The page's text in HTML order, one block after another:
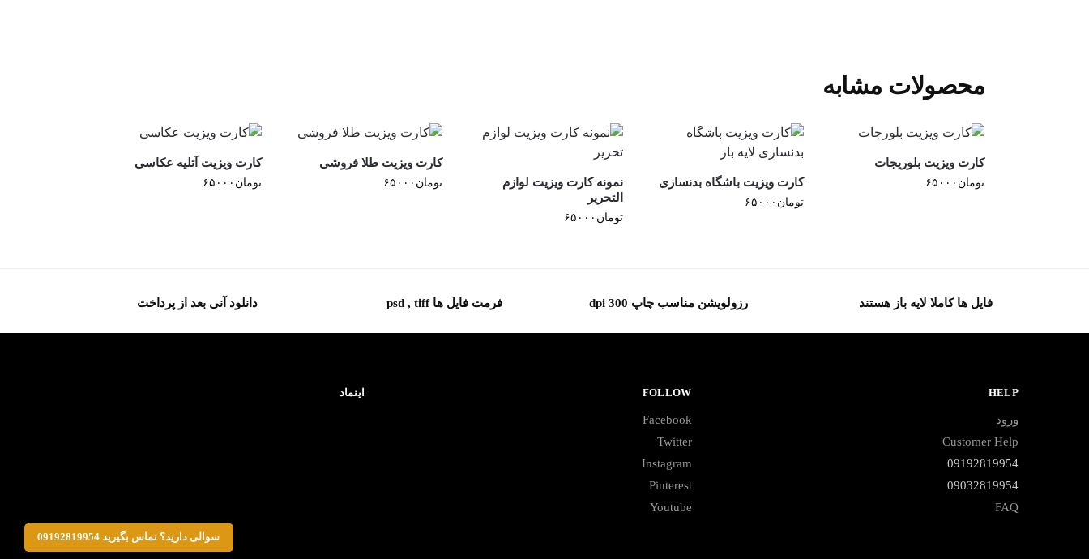
سوالی دارید؟ تماس بگیرید 09192819954
محصولات مشابه
کارت ویزیت بلوریجات
تومان ۶۵۰۰۰ کارت ویزیت باشگاه بدنسازی
تومان ۶۵۰۰۰
نمونه کارت ویزیت لوازم
التحریر
تومان ۶۵۰۰۰
کارت ویزیت طلا فروشی
تومان ۶۵۰۰۰
کارت ویزیت آتلیه عکاسی
تومان ۶۵۰۰۰
فایل ها کاملا لایه باز هستند رزولویشن مناسب چاپ 300 dpi فرمت فایل ها psd , tiff دانلود آنی بعد از پرداخت
HELP
ورود
Customer Help
09192819954
09032819954
FAQ
FOLLOW
Facebook
Twitter
Instagram
Pinterest
Youtube
اینماد